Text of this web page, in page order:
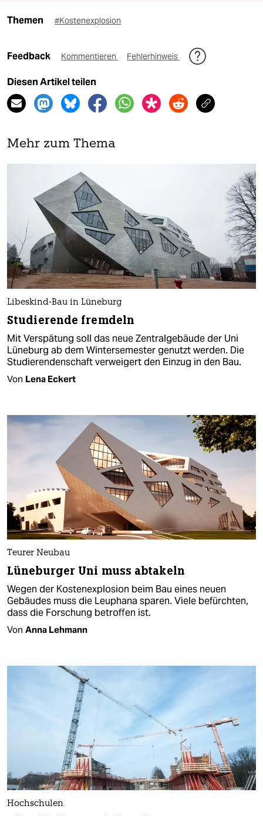
Themen #Kostenexplosion
Feedback Kommentieren Fehlerhinweis
Diesen Artikel teilen
Mehr zum Thema
Libeskind-Bau in Lüneburg
Studierende fremdeln
Mit Verspätung soll das neue Zentralgebäude der Uni
Lüneburg ab dem Wintersemester genutzt werden. Die
Studierendenschaft verweigert den Einzug in den Bau.
Von Lena Eckert
Teurer Neubau
Lüneburger Uni muss abtakeln
Wegen der Kostenexplosion beim Bau eines neuen
Gebäudes muss die Leuphana sparen. Viele befürchten,
dass die Forschung betroffen ist.
Von Anna Lehmann
Hochschulen